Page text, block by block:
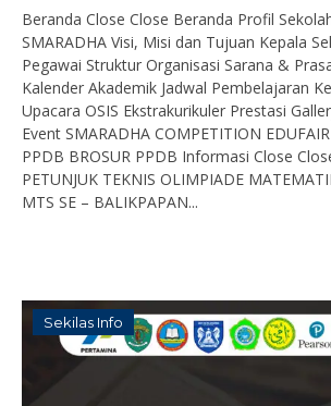
Beranda Close Close Beranda Profil
SMARADHA Visi, Misi dan Tujuan Kepala
Pegawai Struktur Organisasi Sarana &
Kalender Akademik Jadwal Pembelajaran
Upacara OSIS Ekstrakurikuler Prestasi
Event SMARADHA COMPETITION
PPDB BROSUR PPDB Informasi Close
PETUNJUK TEKNIS OLIMPIADE
MTS SE – BALIKPAPAN...
Sekilas Info